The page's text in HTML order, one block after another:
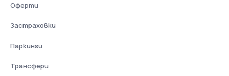
Оферти
Застраховки
Паркинги
Трансфери